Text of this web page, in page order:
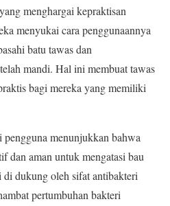
menghargai kepraktisan
menyukai cara penggunaannya
batu tawas dan
mandi. Hal ini membuat tawas
bagi mereka yang memiliki
pengguna menunjukkan bahwa
dan aman untuk mengatasi bau
dukung oleh sifat antibakteri
pertumbuhan bakteri